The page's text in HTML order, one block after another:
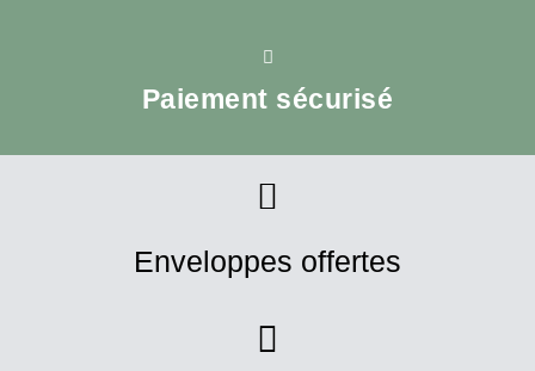
Paiement sécurisé
Enveloppes offertes